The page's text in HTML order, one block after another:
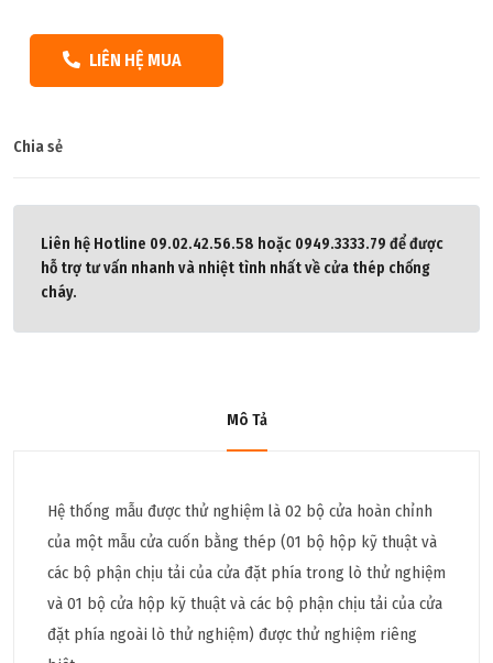
LIÊN HỆ MUA
Chia sẻ
Liên hệ Hotline 09.02.42.56.58 hoặc 0949.3333.79 để được
hỗ trợ tư vấn nhanh và nhiệt tình nhất về cửa thép chống
cháy.
Mô Tả
Hệ thống mẫu được thử nghiệm là 02 bộ cửa hoàn chỉnh
của một mẫu cửa cuốn bằng thép (01 bộ hộp kỹ thuật và
các bộ phận chịu tải của cửa đặt phía trong lò thử nghiệm
và 01 bộ cửa hộp kỹ thuật và các bộ phận chịu tải của cửa
đặt phía ngoài lò thử nghiệm) được thử nghiệm riêng